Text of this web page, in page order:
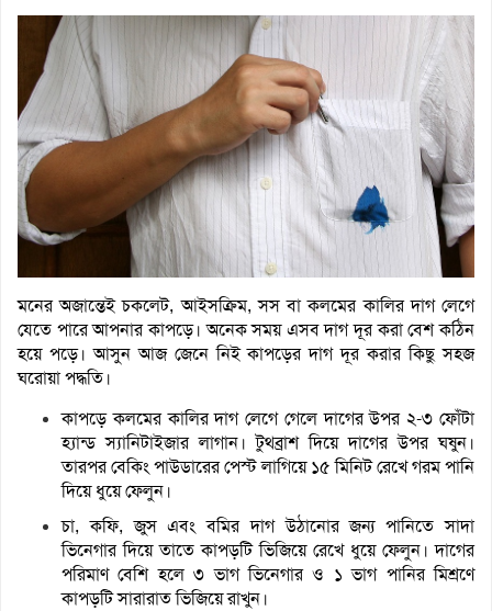
মনের অজান্তেই চকলেট, আইসক্রিম, সস বা কলমের কালির দাগ লেগে
যেতে পারে আপনার কাপড়ে। অনেক সময় এসব দাগ দূর করা বেশ কঠিন
হয়ে পড়ে। আসুন আজ জেনে নিই কাপড়ের দাগ দূর করার কিছু সহজ
ঘরোয়া পদ্ধতি।
কাপড়ে কলমের কালির দাগ লেগে গেলে দাগের উপর ২-৩ ফোঁটা
হ্যান্ড স্যানিটাইজার লাগান। টুথব্রাশ দিয়ে দাগের উপর ঘষুন।
তারপর বেকিং পাউডারের পেস্ট লাগিয়ে ১৫ মিনিট রেখে গরম পানি
দিয়ে ধুয়ে ফেলুন।
চা, কফি, জুস এবং বমির দাগ উঠানোর জন্য পানিতে সাদা
ভিনেগার দিয়ে তাতে কাপড়টি ভিজিয়ে রেখে ধুয়ে ফেলুন। দাগের
পরিমাণ বেশি হলে ৩ ভাগ ভিনেগার ও ১ ভাগ পানির মিশ্রণে
কাপড়টি সারারাত ভিজিয়ে রাখুন।